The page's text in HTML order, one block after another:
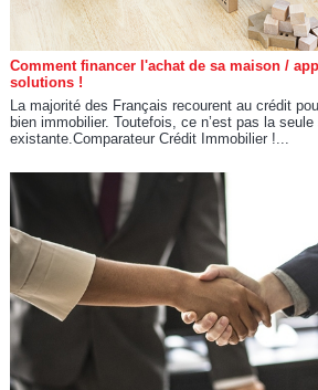
Comment financer l'achat de sa maison /
solutions !
La majorité des Français recourent au crédit
bien immobilier. Toutefois, ce n’est pas la
existante.Comparateur Crédit Immobilier !...